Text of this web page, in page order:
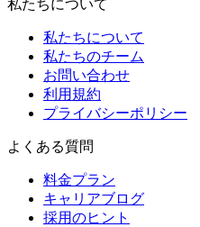
私たちについて
私たちについて
私たちのチーム
お問い合わせ
利用規約
プライバシーポリシー
よくある質問
料金プラン
キャリアブログ
採用のヒント